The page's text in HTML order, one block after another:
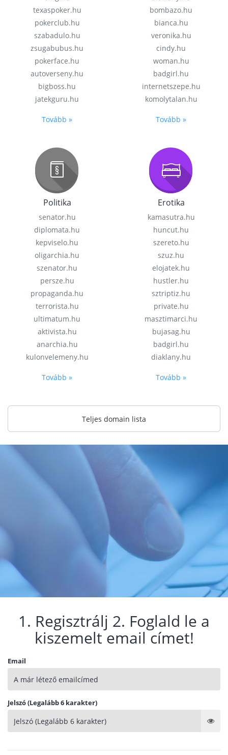
texaspoker.hu
pokerclub.hu
szabadulo.hu
zsugabubus.hu
pokerface.hu
autoverseny.hu
bigboss.hu
jatekguru.hu
Tovább »
bombazo.hu
bianca.hu
veronika.hu
cindy.hu
woman.hu
badgirl.hu
internetszepe.hu
komolytalan.hu
Tovább »
Politika
senator.hu
diplomata.hu
kepviselo.hu
oligarchia.hu
szenator.hu
persze.hu
propaganda.hu
terrorista.hu
ultimatum.hu
aktivista.hu
anarchia.hu
kulonvelemeny.hu
Tovább »
Erotika
kamasutra.hu
huncut.hu
szereto.hu
szuz.hu
elojatek.hu
hustler.hu
sztriptiz.hu
private.hu
masztimarci.hu
bujasag.hu
badgirl.hu
diaklany.hu
Tovább »
Teljes domain lista
1. Regisztrálj 2. Foglald le a
kiszemelt email címet!
Email
Jelszó (Legalább 6 karakter)